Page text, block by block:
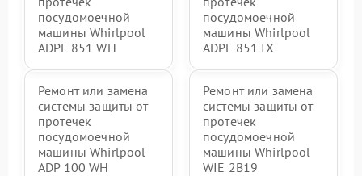
посудомоечной
машины Whirlpool
ADPF 851 WH
посудомоечной
машины Whirlpool
ADPF 851 IX
Ремонт или замена
системы защиты от
протечек
посудомоечной
машины Whirlpool
ADP 100 WH
Ремонт или замена
системы защиты от
протечек
посудомоечной
машины Whirlpool
WIE 2B19